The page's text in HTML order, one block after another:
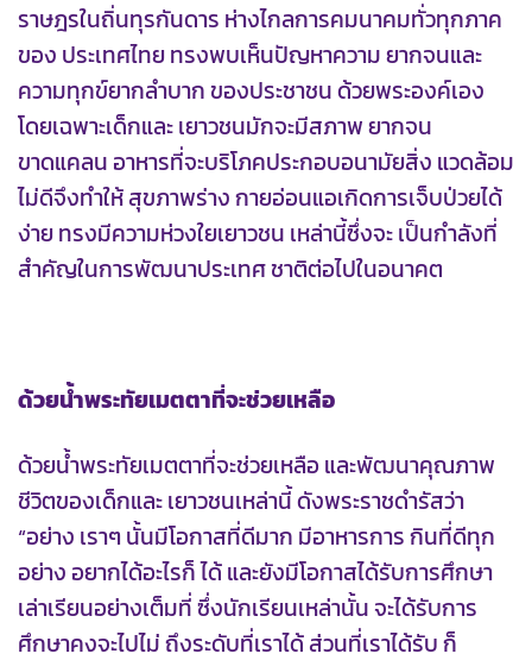
ราษฎรในถิ่นทุรกันดาร ห่างไกลการคมนาคมทั่วทุกภาค
ของ ประเทศไทย ทรงพบเห็นปัญหาความ ยากจนและ
ความทุกข์ยากลำบาก ของประชาชน ด้วยพระองค์เอง
โดยเฉพาะเด็กและ เยาวชนมักจะมีสภาพ ยากจน
ขาดแคลน อาหารที่จะบริโภคประกอบอนามัยสิ่ง แวดล้อม
ไม่ดีจึงทำให้ สุขภาพร่าง กายอ่อนแอเกิดการเจ็บป่วยได้
ง่าย ทรงมีความห่วงใยเยาวชน เหล่านี้ซึ่งจะ เป็นกำลังที่
สำคัญในการพัฒนาประเทศ ชาติต่อไปในอนาคต
ด้วยน้ำพระทัยเมตตาที่จะช่วยเหลือ
ด้วยน้ำพระทัยเมตตาที่จะช่วยเหลือ และพัฒนาคุณภาพ
ชีวิตของเด็กและ เยาวชนเหล่านี้ ดังพระราชดำรัสว่า
“อย่าง เราๆ นั้นมีโอกาสที่ดีมาก มีอาหารการ กินที่ดีทุก
อย่าง อยากได้อะไรก็ ได้ และยังมีโอกาสได้รับการศึกษา
เล่าเรียนอย่างเต็มที่ ซึ่งนักเรียนเหล่านั้น จะได้รับการ
ศึกษาคงจะไปไม่ ถึงระดับที่เราได้ ส่วนที่เราได้รับ ก็